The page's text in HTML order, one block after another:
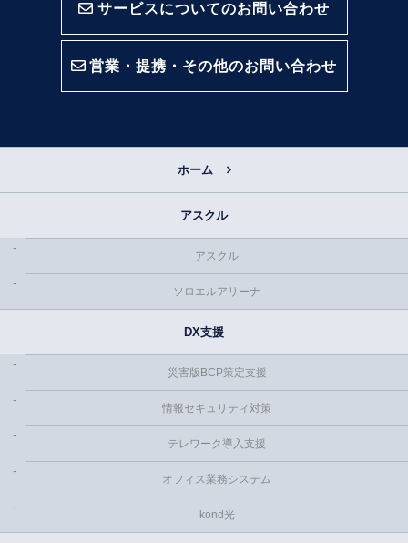
サービスについてのお問い合わせ
営業・提携・その他のお問い合わせ
ホーム
アスクル
アスクル
ソロエルアリーナ
DX支援
災害版BCP策定支援
情報セキュリティ対策
テレワーク導入支援
オフィス業務システム
kond光